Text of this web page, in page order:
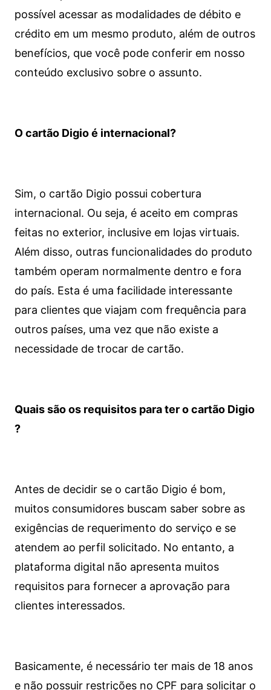
possível acessar as modalidades de débito e
crédito em um mesmo produto, além de outros
benefícios, que você pode conferir em nosso
conteúdo exclusivo sobre o assunto.
O cartão Digio é internacional?
Sim, o cartão Digio possui cobertura
internacional. Ou seja, é aceito em compras
feitas no exterior, inclusive em lojas virtuais.
Além disso, outras funcionalidades do produto
também operam normalmente dentro e fora
do país. Esta é uma facilidade interessante
para clientes que viajam com frequência para
outros países, uma vez que não existe a
necessidade de trocar de cartão.
Quais são os requisitos para ter o cartão Digio
?
Antes de decidir se o cartão Digio é bom,
muitos consumidores buscam saber sobre as
exigências de requerimento do serviço e se
atendem ao perfil solicitado. No entanto, a
plataforma digital não apresenta muitos
requisitos para fornecer a aprovação para
clientes interessados.
Basicamente, é necessário ter mais de 18 anos
e não possuir restrições no CPF para solicitar o